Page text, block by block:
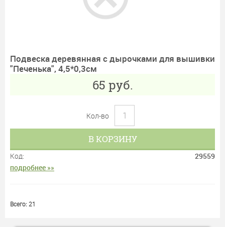
Подвеска деревянная с дырочками для вышивки
"Печенька", 4,5*0,3см
65 руб.
Кол-во
В КОРЗИНУ
Код:
29559
подробнее »»
Всего: 21